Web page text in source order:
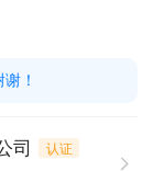
！
司 认证